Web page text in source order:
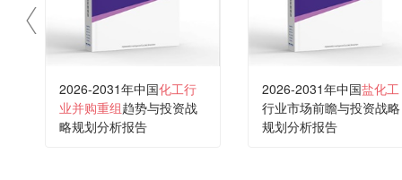
2026-2031年中国化工行
业并购重组趋势与投资战
略规划分析报告
2026-2031年中国盐化工
行业市场前瞻与投资战略
规划分析报告